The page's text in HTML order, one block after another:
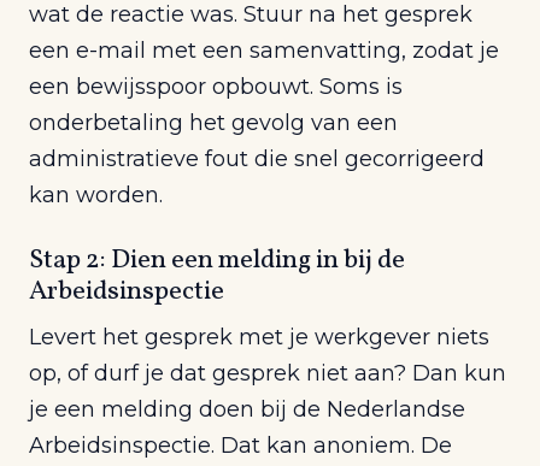
wat de reactie was. Stuur na het gesprek
een e-mail met een samenvatting, zodat je
een bewijsspoor opbouwt. Soms is
onderbetaling het gevolg van een
administratieve fout die snel gecorrigeerd
kan worden.
Stap 2: Dien een melding in bij de
Arbeidsinspectie
Levert het gesprek met je werkgever niets
op, of durf je dat gesprek niet aan? Dan kun
je een melding doen bij de Nederlandse
Arbeidsinspectie. Dat kan anoniem. De